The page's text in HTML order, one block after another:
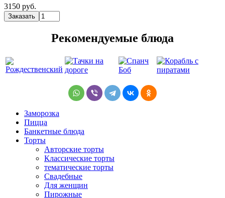
3150 руб.
Рекомендуемые блюда
Заморозка
Пицца
Банкетные блюда
Торты
Авторские торты
Классические торты
тематические торты
Свадебные
Для женщин
Пирожные